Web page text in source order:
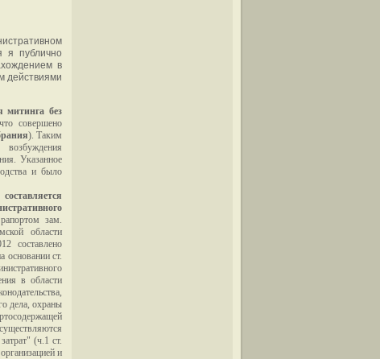
я публично
в
действиями
митинга без
совершено
). Таким
Указанное
и было
зам.
области
составлено
основании ст.
в области
дела, охраны
(ч.1 ст.
и